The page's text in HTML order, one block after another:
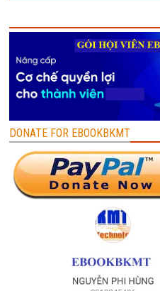
DONATE FOR EBOOKBKMT